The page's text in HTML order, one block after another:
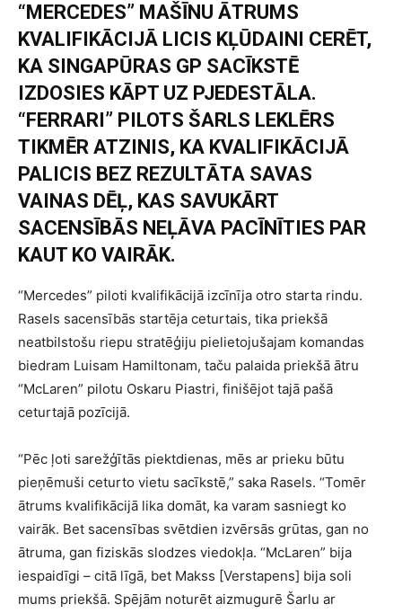
“MERCEDES” MAŠĪNU ĀTRUMS
KVALIFIKĀCIJĀ LICIS KĻŪDAINI CERĒT,
KA SINGAPŪRAS GP SACĪKSTĒ
IZDOSIES KĀPT UZ PJEDESTĀLA.
“FERRARI” PILOTS ŠARLS LEKLĒRS
TIKMĒR ATZINIS, KA KVALIFIKĀCIJĀ
PALICIS BEZ REZULTĀTA SAVAS
VAINAS DĒĻ, KAS SAVUKĀRT
SACENSĪBĀS NEĻĀVA PACĪNĪTIES PAR
KAUT KO VAIRĀK.
“Mercedes” piloti kvalifikācijā izcīnīja otro starta rindu.
Rasels sacensībās startēja ceturtais, tika priekšā
neatbilstošu riepu stratēģiju pielietojušajam komandas
biedram Luisam Hamiltonam, taču palaida priekšā ātru
“McLaren” pilotu Oskaru Piastri, finišējot tajā pašā
ceturtajā pozīcijā.
“Pēc ļoti sarežģītās piektdienas, mēs ar prieku būtu
pieņēmuši ceturto vietu sacīkstē,” saka Rasels. “Tomēr
ātrums kvalifikācijā lika domāt, ka varam sasniegt ko
vairāk. Bet sacensības svētdien izvērsās grūtas, gan no
ātruma, gan fiziskās slodzes viedokļa. “McLaren” bija
iespaidīgi – citā līgā, bet Makss [Verstapens] bija soli
mums priekšā. Spējām noturēt aizmugurē Šarlu ar